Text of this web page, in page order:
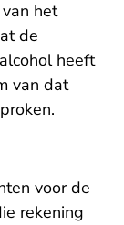
het
de
heeft
van dat
voor de
rekening